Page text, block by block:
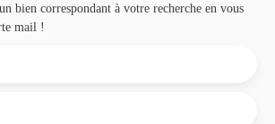
bien correspondant à votre recherche en vous
mail !